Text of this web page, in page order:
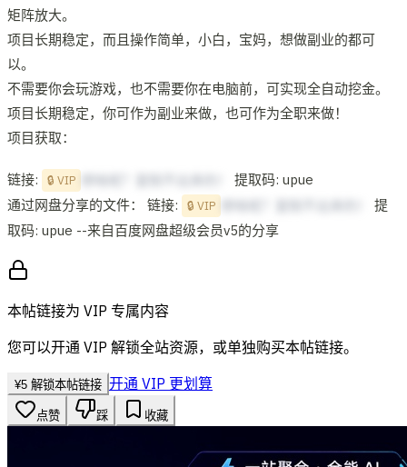
矩阵放大。
项目长期稳定，而且操作简单，小白，宝妈，想做副业的都可
以。
不需要你会玩游戏，也不需要你在电脑前，可实现全自动挖金。
项目长期稳定，你可作为副业来做，也可作为全职来做！
项目获取：
链接: 🔒 VIP
提取码: upue
通过网盘分享的文件： 链接:
🔒 VIP
提
取码: upue --来自百度网盘超级会员v5的分享
本帖链接为 VIP 专属内容
您可以开通 VIP 解锁全站资源，或单独购买本帖链接。
¥5 解锁本帖链接 开通 VIP 更划算
点赞 踩 收藏